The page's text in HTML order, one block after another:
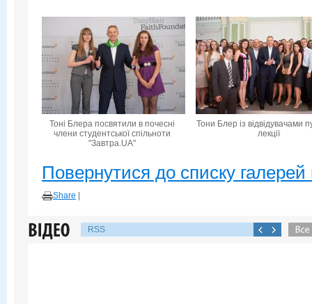
Тоні Блера посвятили в почесні
члени студентської спільноти
"Завтра.UA"
Тони Блер із відвідувачами
лекції
Повернутися до списку галерей
Share
RSS